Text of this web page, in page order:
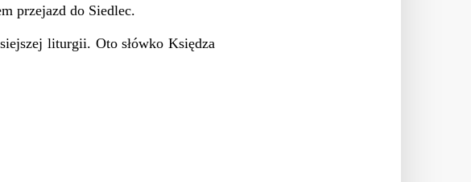
przejazd do Siedlec.
liturgii. Oto słówko Księdza